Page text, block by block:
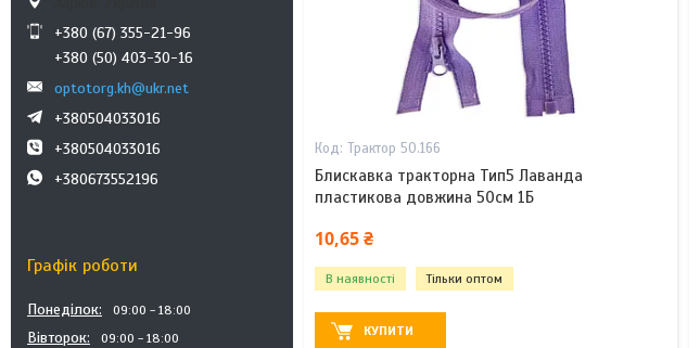
+380 (67) 355-21-96
+380 (50) 403-30-16
optotorg.kh@ukr.net
+380504033016
+380504033016
+380673552196
Графік роботи
Понеділок 09:00 18:00
Вівторок 09:00 18:00
Трактор 50.166
Блискавка тракторна Тип5 Лаванда
пластикова довжина 50см 1Б
10,65 ₴
В наявності Тільки оптом
КУПИТИ